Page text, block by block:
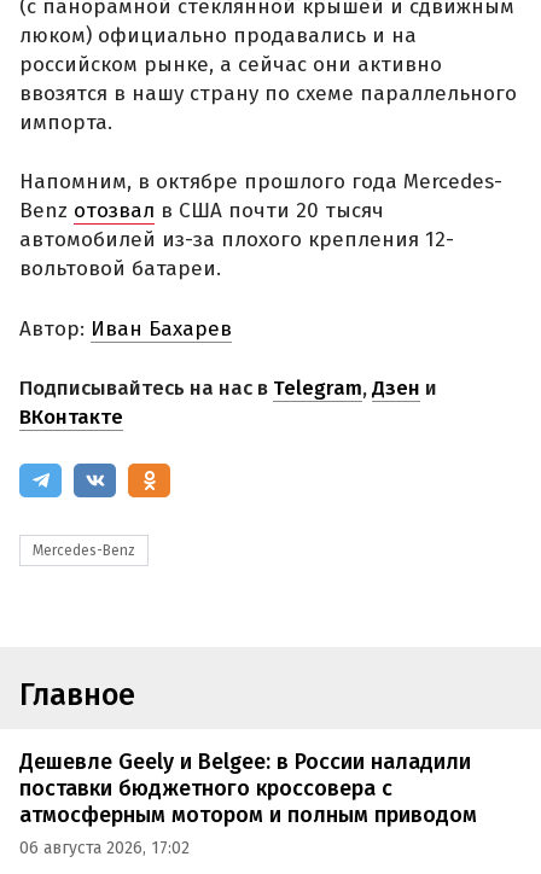
(с панорамной стеклянной крышей и сдвижным
люком) официально продавались и на
российском рынке, а сейчас они активно
ввозятся в нашу страну по схеме параллельного
импорта.
Напомним, в октябре прошлого года Mercedes-
Benz отозвал в США почти 20 тысяч
автомобилей из-за плохого крепления 12-
вольтовой батареи.
Автор: Иван Бахарев
Подписывайтесь на нас в Telegram,Дзен и
ВКонтакте
Mercedes-Benz
Главное
Дешевле Geely и Belgee: в России наладили
поставки бюджетного кроссовера с
атмосферным мотором и полным приводом
06 августа 2026, 17:02